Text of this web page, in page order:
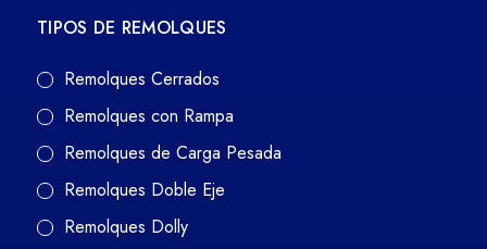
TIPOS DE REMOLQUES
Remolques Cerrados
Remolques con Rampa
Remolques de Carga Pesada
Remolques Doble Eje
Remolques Dolly